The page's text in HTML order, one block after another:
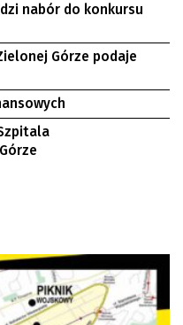
nabór do konkursu
Górze podaje